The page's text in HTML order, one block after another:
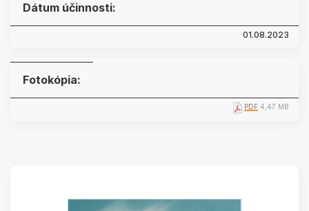
Dátum účinnosti:
01.08.2023
Fotokópia:
PDF 4,47 MB